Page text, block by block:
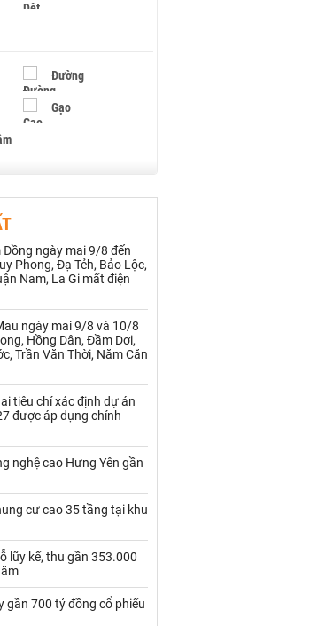
Đường
Gạo
Ngũ cốc
Phân bón
Sắt thép
Tôm
Đồng ngày mai 9/8 đến
Phong, Đạ Tẻh, Bảo Lộc,
Nam, La Gi mất điện
ngày mai 9/8 và 10/8
Hồng Dân, Đầm Dơi,
Trần Văn Thời, Năm Căn
tiêu chí xác định dự án
được áp dụng chính
nghệ cao Hưng Yên gần
cư cao 35 tầng tại khu
lũy kế, thu gần 353.000
gần 700 tỷ đồng cổ phiếu